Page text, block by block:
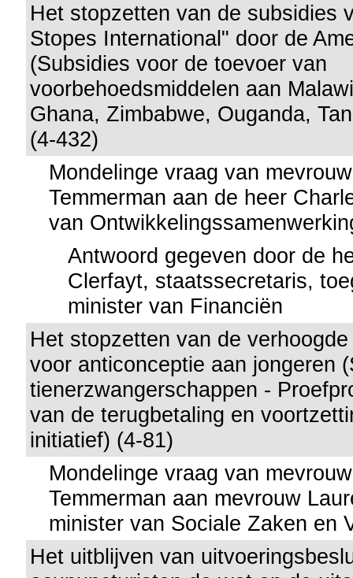
Het stopzetten van de subsidies
Stopes International" door de
(Subsidies voor de toevoer van
voorbehoedsmiddelen aan
Ghana, Zimbabwe, Ouganda,
(4-432)
Mondelinge vraag van
Temmerman aan de heer
van
Antwoord gegeven door de
Clerfayt, staatssecretaris,
minister van Financiën
Het stopzetten van de
voor anticonceptie aan jongeren
tienerzwangerschappen -
van de terugbetaling en
initiatief) (4-81)
Mondelinge vraag van
Temmerman aan mevrouw
minister van Sociale Zaken en
Het uitblijven van